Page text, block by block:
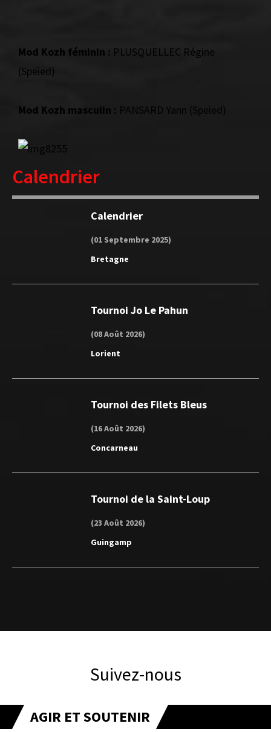
Mod Kozh féminin : PLUSQUELLEC Régine
(Speied)
Mod Kozh masculin : PANSARD Yann (Speied)
Calendrier
Calendrier
(01 Septembre 2025)
Bretagne
Tournoi Jo Le Pahun
(08 Août 2026)
Lorient
Tournoi des Filets Bleus
(16 Août 2026)
Concarneau
Tournoi de la Saint-Loup
(23 Août 2026)
Guingamp
Suivez-nous
AGIR ET SOUTENIR